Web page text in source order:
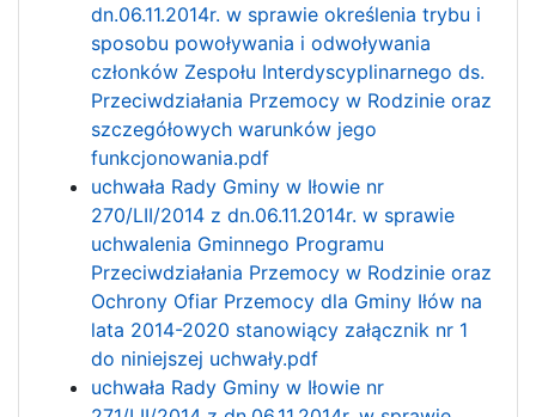
dn.06.11.2014r. w sprawie określenia trybu i
sposobu powoływania i odwoływania
członków Zespołu Interdyscyplinarnego ds.
Przeciwdziałania Przemocy w Rodzinie oraz
szczegółowych warunków jego
funkcjonowania.pdf
uchwała Rady Gminy w Iłowie nr
270/LII/2014 z dn.06.11.2014r. w sprawie
uchwalenia Gminnego Programu
Przeciwdziałania Przemocy w Rodzinie oraz
Ochrony Ofiar Przemocy dla Gminy Iłów na
lata 2014-2020 stanowiący załącznik nr 1
do niniejszej uchwały.pdf
uchwała Rady Gminy w Iłowie nr